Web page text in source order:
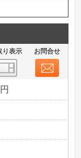
り表示 お問合せ